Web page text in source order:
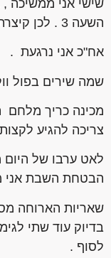
שישי אני ממשיכה ,
השעה 3 . לכן קיצרת נשימה אני רצה לי מחנות לחנות .
אח"כ אני נרגעת .
שמה שירים בפול
מכינה כריך מלחם
צריכה להגיע
לאט ערבו של היום
הבטחת השבת אני
שאריות הארוחה
בדיוק עוד שתי
לסוף .